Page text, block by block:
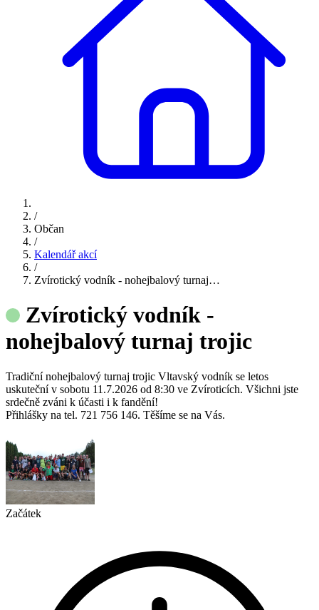
/
Občan
/
Kalendář akcí
/
Zvírotický vodník - nohejbalový turnaj…
Zvírotický vodník -
nohejbalový turnaj trojic
Tradiční nohejbalový turnaj trojic Vltavský vodník se letos
uskuteční v sobotu 11.7.2026 od 8:30 ve Zvíroticích. Všichni jste
srdečně zváni k účasti i k fandění!
Přihlášky na tel. 721 756 146. Těšíme se na Vás.
Začátek